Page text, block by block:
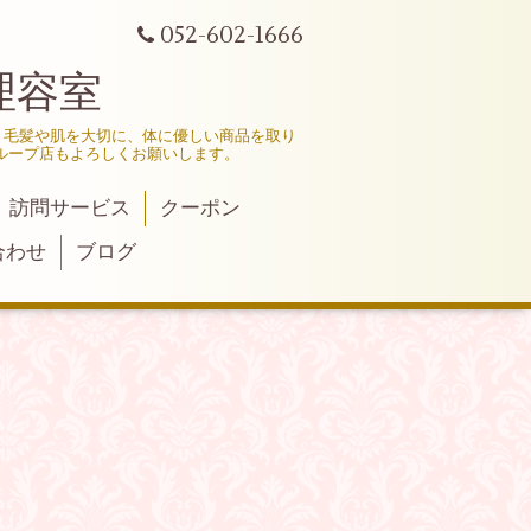
052-602-1666
室
髪や肌を大切に、体に優しい商品を取り
プ店もよろしくお願いします。
訪問サービス
クーポン
わせ
ブログ